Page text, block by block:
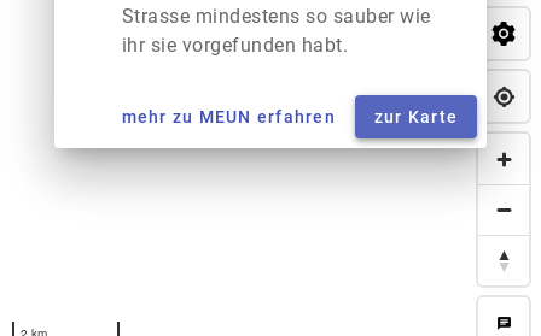
chat
Strasse mindestens so sauber wie
ihr sie vorgefunden habt.
mehr zu MEUN erfahren zur Karte